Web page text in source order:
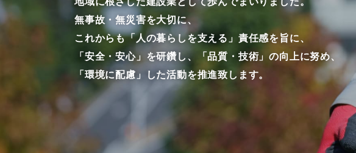
無事故・無災害を大切に、
これからも「人の暮らしを支える」責任感を旨に、
「安全・安心」を研鑽し、「品質・技術」の向上に努め、
「環境に配慮」した活動を推進致します。